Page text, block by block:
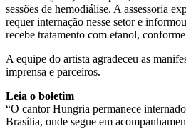
sessões de hemodiálise. A assessoria
requer internação nesse setor e
recebe tratamento com etanol,
A equipe do artista agradeceu as
imprensa e parceiros.
Leia o boletim
“O cantor Hungria permanece
Brasília, onde segue em